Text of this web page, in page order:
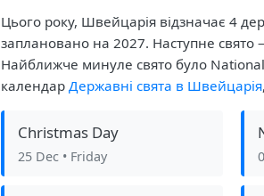
Цього року, Швейцарія відзначає 4
заплановано на 2027. Наступне свято
Найближче минуле свято було
календар Державні свята в Швейцарія
Christmas Day
25 Dec • Friday